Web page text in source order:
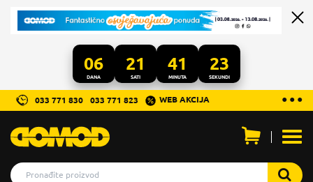
06
DANA
21
SATI
41
MINUTA
22
SEKUNDI
...
● ● ●
033 771 830 033 771 823 WEB AKCIJA